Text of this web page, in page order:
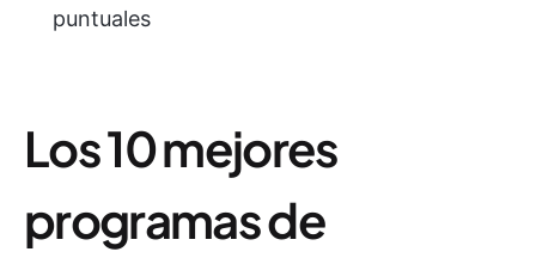
puntuales
Los 10 mejores
programas de